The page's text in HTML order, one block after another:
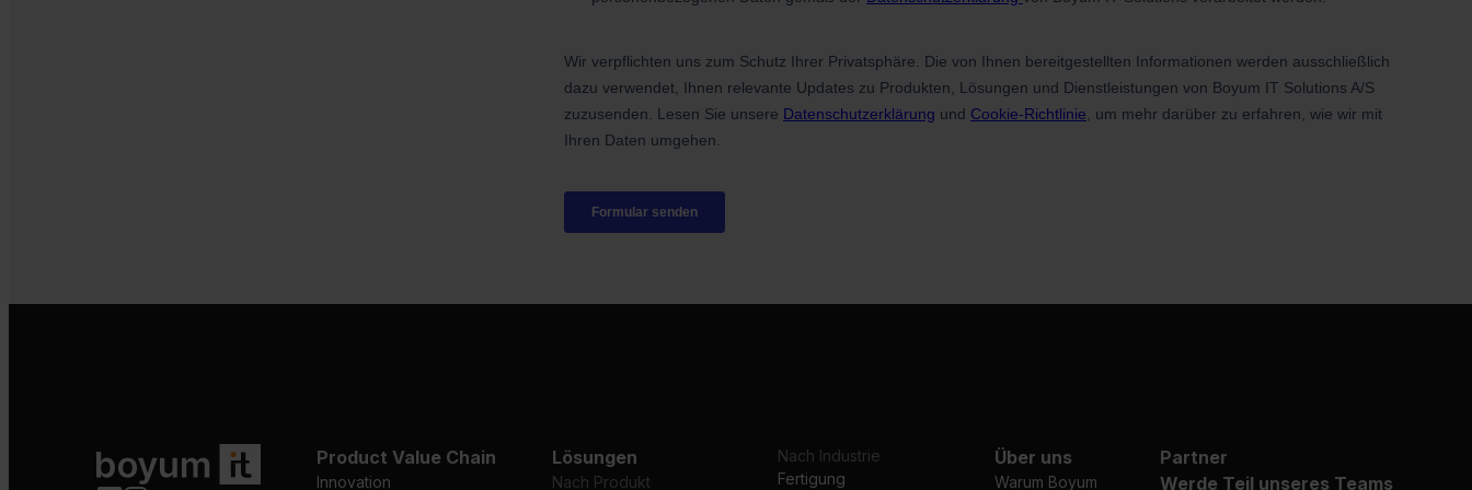
Product Value Chain
Innovation
Lösungen
Nach Produkt
Nach Industrie
Fertigung
Über uns
Warum Boyum
Partner
Werde Teil unseres Teams